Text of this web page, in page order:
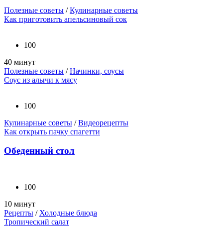
Полезные советы /Кулинарные советы
Как приготовить апельсиновый сок
100
40 минут
Полезные советы /Начинки, соусы
Соус из алычи к мясу
100
Кулинарные советы /Видеорецепты
Как открыть пачку спагетти
Обеденный стол
100
10 минут
Рецепты / Холодные блюда
Тропический салат